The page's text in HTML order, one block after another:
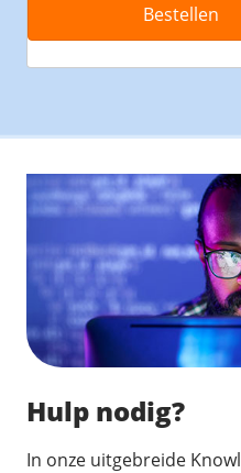
Bestellen
Hulp nodig?
In onze uitgebreide